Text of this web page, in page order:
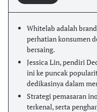
Whitelab adalah
perhatian konsumen
bersaing.
Jessica Lin, pendiri
ini ke puncak
dedikasinya dalam
Strategi pemasaran
terkenal, serta